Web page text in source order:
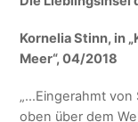
Kornelia Stinn, in
Meer“, 04/2018
„…Eingerahmt
oben über dem